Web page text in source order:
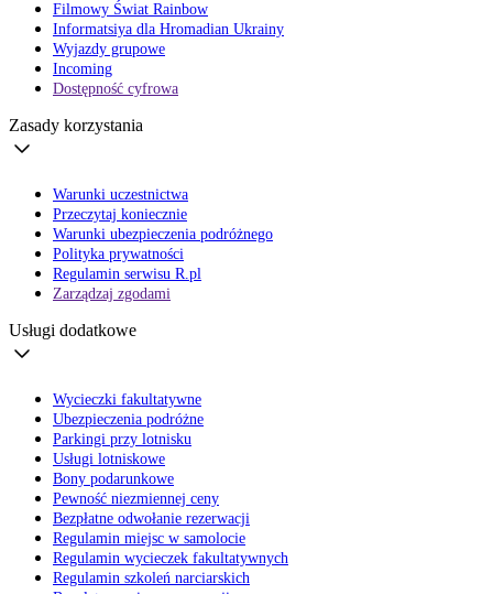
Filmowy Świat Rainbow
Informatsiya dla Hromadian Ukrainy
Wyjazdy grupowe
Incoming
Dostępność cyfrowa
Zasady korzystania
Warunki uczestnictwa
Przeczytaj koniecznie
Warunki ubezpieczenia podróżnego
Polityka prywatności
Regulamin serwisu R.pl
Zarządzaj zgodami
Usługi dodatkowe
Wycieczki fakultatywne
Ubezpieczenia podróżne
Parkingi przy lotnisku
Usługi lotniskowe
Bony podarunkowe
Pewność niezmiennej ceny
Bezpłatne odwołanie rezerwacji
Regulamin miejsc w samolocie
Regulamin wycieczek fakultatywnych
Regulamin szkoleń narciarskich